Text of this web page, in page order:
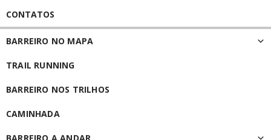
CONTATOS
BARREIRO NO MAPA
TRAIL RUNNING
BARREIRO NOS TRILHOS
CAMINHADA